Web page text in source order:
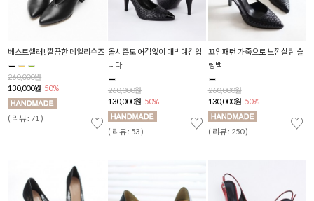
♡
베스트셀러! 깔끔한 데일리슈즈
260,000원
130,000원 50%
( 리뷰 : 71 ) ♡
올시즌도 어김없이 대박예감입
니다
260,000원
130,000원 50%
( 리뷰 : 53 ) ♡
꼬임패턴 가죽으로 느낌살린 슬
링백
260,000원
130,000원 50%
( 리뷰 : 250 )